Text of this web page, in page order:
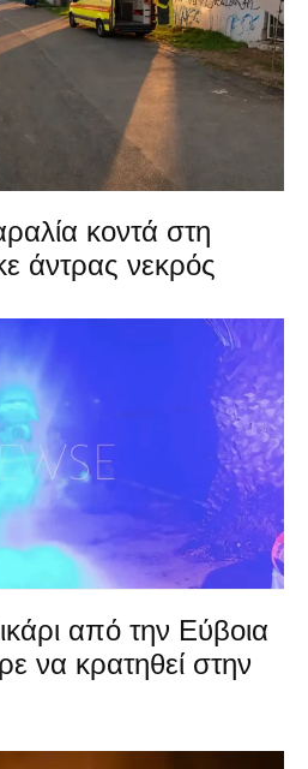
κοντά στη
άντρας νεκρός
από την Εύβοια
να κρατηθεί στην